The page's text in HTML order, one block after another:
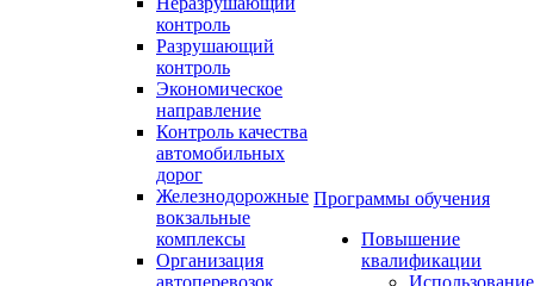
контроль
Разрушающий
контроль
Экономическое
направление
Контроль качества
автомобильных
дорог
Железнодорожные
вокзальные
комплексы
Организация
автоперевозок
Программы обучения
Повышение
квалификации
Использование